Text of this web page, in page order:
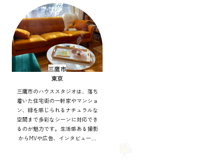
ション豊かな撮影を実現できま
す。
三鷹市
東京
三鷹市のハウススタジオは、落ち
着いた住宅街の一軒家やマンショ
ン、緑を感じられるナチュラルな
空間まで多彩なシーンに対応でき
るのが魅力です。生活感ある撮影
からMVや広告、インタビューま